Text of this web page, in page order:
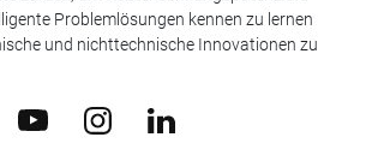
Problemlösungen kennen zu lernen
und nichttechnische Innovationen zu